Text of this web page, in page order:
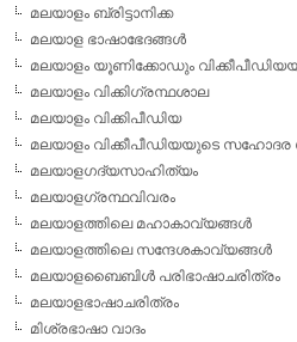
മലയാളം ബ്രിട്ടാനിക്ക
മലയാള ഭാഷാഭേദങ്ങള്‍
മലയാളം യൂണിക്കോഡും
മലയാളം വിക്കിഗ്രന്ഥശാല
മലയാളം വിക്കിപീഡിയ
മലയാളം വിക്കീപീഡിയയുടെ സഹോദര
മലയാളഗദ്യസാഹിത്യം
മലയാളഗ്രന്ഥവിവരം
മലയാളത്തിലെ മഹാകാവ്യങ്ങള്‍
മലയാളത്തിലെ സന്ദേശകാവ്യങ്ങള്‍
മലയാളബൈബിള്‍ പരിഭാഷാചരിത്രം
മലയാളഭാഷാചരിത്രം
മിശ്രഭാഷാ വാദം